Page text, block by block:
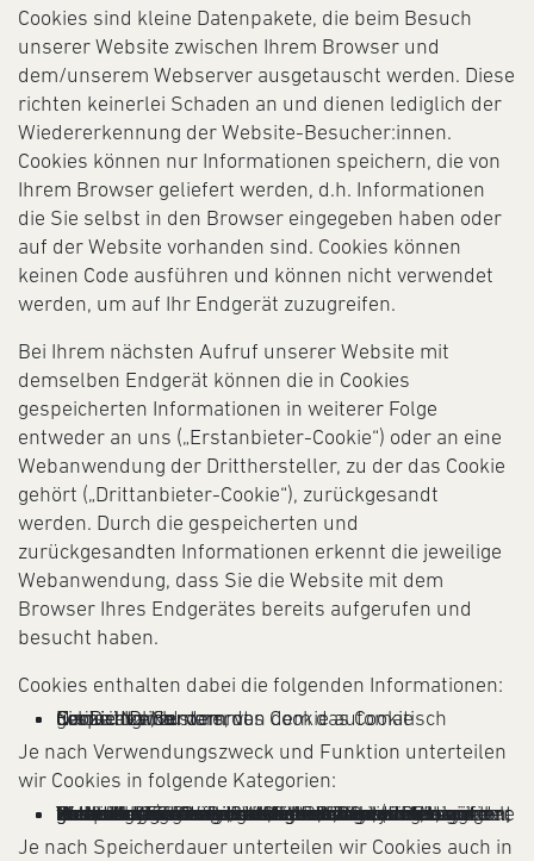
Cookies sind kleine Datenpakete, die beim Besuch
unserer Website zwischen Ihrem Browser und
dem/unserem Webserver ausgetauscht werden. Diese
richten keinerlei Schaden an und dienen lediglich der
Wiedererkennung der Website-Besucher:innen.
Cookies können nur Informationen speichern, die von
Ihrem Browser geliefert werden, d.h. Informationen
die Sie selbst in den Browser eingegeben haben oder
auf der Website vorhanden sind. Cookies können
keinen Code ausführen und können nicht verwendet
werden, um auf Ihr Endgerät zuzugreifen.
Bei Ihrem nächsten Aufruf unserer Website mit
demselben Endgerät können die in Cookies
gespeicherten Informationen in weiterer Folge
entweder an uns („Erstanbieter-Cookie“) oder an eine
Webanwendung der Dritthersteller, zu der das Cookie
gehört („Drittanbieter-Cookie“), zurückgesandt
werden. Durch die gespeicherten und
zurückgesandten Informationen erkennt die jeweilige
Webanwendung, dass Sie die Website mit dem
Browser Ihres Endgerätes bereits aufgerufen und
besucht haben.
Cookies enthalten dabei die folgenden Informationen:
Cookie Name
Name des Servers, von dem das Cookie ursprünglich stammt
Cookie-ID-Nummer
Ein Datum, zu dem das Cookie automatisch gelöscht wird
Je nach Verwendungszweck und Funktion unterteilen
wir Cookies in folgende Kategorien:
Technisch notwendige Cookies, um den technischen Betrieb und grundlegende Funktionen unserer Website sicherzustellen. Diese Art von Cookies wird z.B. verwendet, um Ihre Einstellungen beizubehalten, während Sie auf der Website navigieren; oder sie können dafür sorgen, dass wichtige Informationen während der gesamten Sitzung erhalten bleiben (z.B. Login, Warenkorb).
Statistik-Cookies, um zu verstehen, wie Besucher:innen mit unserer Website interagieren, indem Informationen lediglich anonym gesammelt und analysiert werden. Dadurch gewinnen wir wertvolle Erkenntnisse, um sowohl die Website als auch unsere Produkte und Dienstleistungen zu optimieren.
Marketing-Cookies, um für Benutzer:innen auf unserer Website gezielte Werbeaktivitäten zu setzen.
Nicht klassifizierte Cookies sind Cookies, die wir gerade gemeinsam mit Anbieter:innen von individuellen Cookies zu klassifizieren versuchen.
Je nach Speicherdauer unterteilen wir Cookies auch in